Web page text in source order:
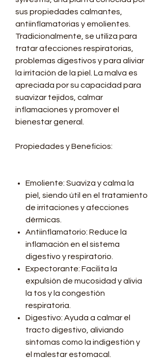
sus propiedades calmantes,
antiinflamatorias y emolientes.
Tradicionalmente, se utiliza para
tratar afecciones respiratorias,
problemas digestivos y para aliviar
la irritación de la piel. La malva es
apreciada por su capacidad para
suavizar tejidos, calmar
inflamaciones y promover el
bienestar general.
Propiedades y Beneficios:
Emoliente: Suaviza y calma la
piel, siendo útil en el tratamiento
de irritaciones y afecciones
dérmicas.
Antiinflamatorio: Reduce la
inflamación en el sistema
digestivo y respiratorio.
Expectorante: Facilita la
expulsión de mucosidad y alivia
la tos y la congestión
respiratoria.
Digestivo: Ayuda a calmar el
tracto digestivo, aliviando
síntomas como la indigestión y
el malestar estomacal.